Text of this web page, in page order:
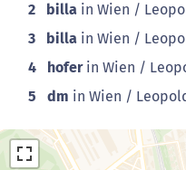
2 billa in Wien /
3 billa in Wien /
4 hoferin Wien /
5 dm in Wien /